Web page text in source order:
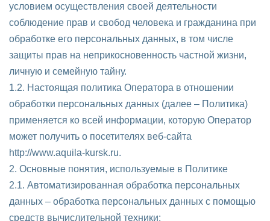
условием осуществления своей деятельности
соблюдение прав и свобод человека и гражданина при
обработке его персональных данных, в том числе
защиты прав на неприкосновенность частной жизни,
личную и семейную тайну.
1.2. Настоящая политика Оператора в отношении
обработки персональных данных (далее – Политика)
применяется ко всей информации, которую Оператор
может получить о посетителях веб-сайта
http://www.aquila-kursk.ru.
2. Основные понятия, используемые в Политике
2.1. Автоматизированная обработка персональных
данных – обработка персональных данных с помощью
средств вычислительной техники;